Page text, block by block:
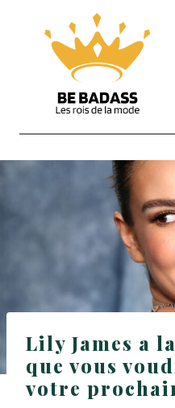
content
Lily James a
que vous
votre